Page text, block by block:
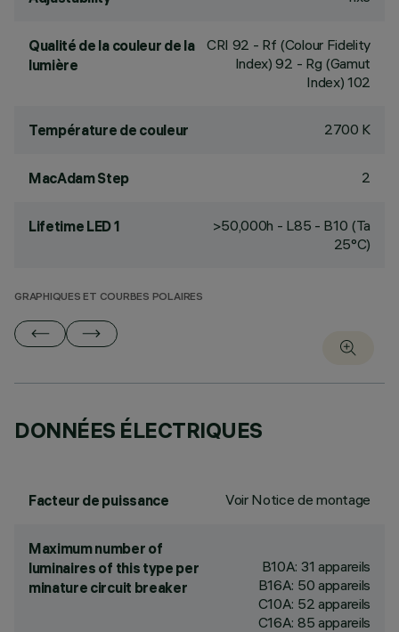
Qualité de la couleur de la
lumière
CRI 92 - Rf (Colour Fidelity
Index) 92 - Rg (Gamut
Index) 102
Température de couleur 2700 K
MacAdam Step 2
Lifetime LED 1
>50,000h - L85 - B10 (Ta
25°C)
GRAPHIQUES ET COURBES POLAIRES
DONNÉES ÉLECTRIQUES
Facteur de puissance Voir Notice de montage
Maximum number of
luminaires of this type per
minature circuit breaker
B10A: 31 appareils
B16A: 50 appareils
C10A: 52 appareils
C16A: 85 appareils